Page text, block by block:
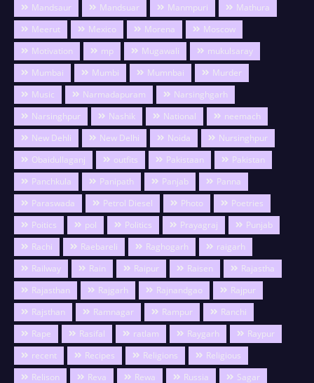
Mandsaur
Mandsuar Manmpuri
Mathura
Meerut
Mexico Morena
Moscow
Motivation
mp Mugawali
mukulsaray
Mumbai
Mumbi Mumnbai
Murder
Music
Narmadapuram
Narsinghgarh
Narsinghpur
Nashik National
neemach
New Dehli
New Delhi Noida
Nursinghpur
Obaidullaganj
outfits Pakistaan
Pakistan
Panchkula
Panipath Panjab
Panna
Paraswada
Petrol Diesel Photo
Poetries
Poitics
pol Politics Prayagraj
Punjab
Rachi
Raebareli Raghogarh
raigarh
Railway
Rain Raipur Raisen
Rajastha
Rajasthan
Rajgarh Rajnandgao
Rajpur
Rajsthan
Ramnagar Rampur
Ranchi
Rape
Rasifal ratlam Raygarh
Raypur
recent
Recipes Religions
Religious
Relison
Reva Rewa Russia
Sagar